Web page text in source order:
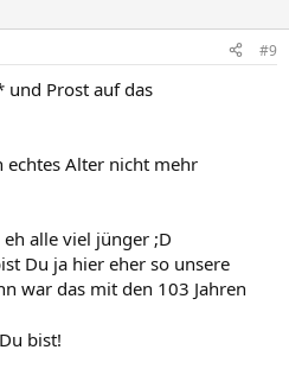
#9
und Prost auf das
echtes Alter nicht mehr
alle viel jünger ;D
Du ja hier eher so unsere
war das mit den 103 Jahren
bist!